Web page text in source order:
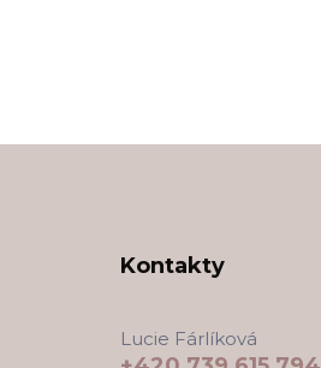
Kontakty
Lucie Fárlíková